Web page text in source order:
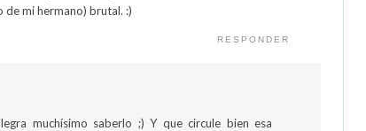
de mi hermano) brutal. :)
RESPONDER
muchísimo saberlo ;) Y que circule bien esa